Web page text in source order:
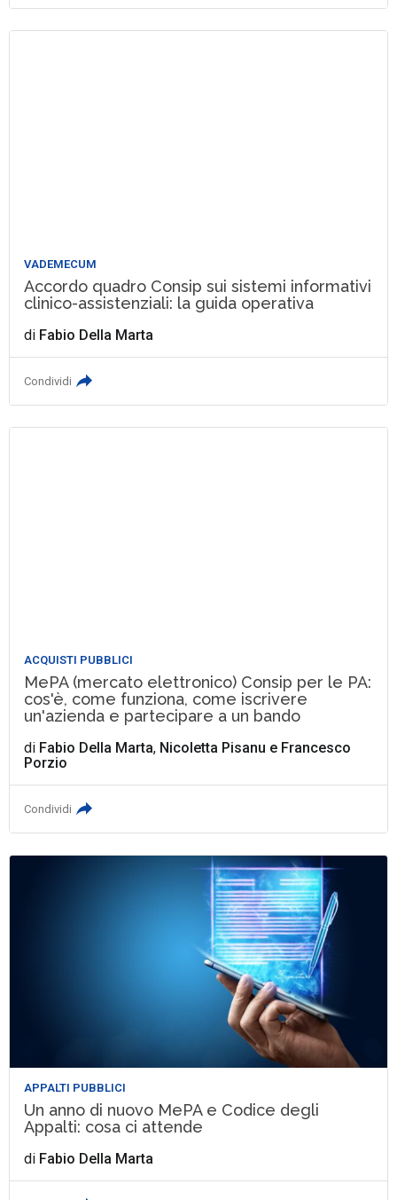
VADEMECUM
Accordo quadro Consip sui sistemi informativi
clinico-assistenziali: la guida operativa
di Fabio Della Marta
Condividi
ACQUISTI PUBBLICI
MePA (mercato elettronico) Consip per le PA:
cos'è, come funziona, come iscrivere
un'azienda e partecipare a un bando
di Fabio Della Marta, Nicoletta Pisanu e Francesco
Porzio
Condividi
APPALTI PUBBLICI
Un anno di nuovo MePA e Codice degli
Appalti: cosa ci attende
di Fabio Della Marta